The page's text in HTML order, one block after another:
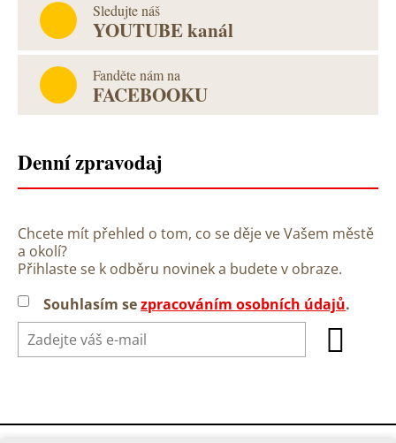
Sledujte náš
YOUTUBE kanál
Fanděte nám na
FACEBOOKU
Denní zpravodaj
Chcete mít přehled o tom, co se děje ve Vašem městě
a okolí?
Přihlaste se k odběru novinek a budete v obraze.
Souhlasím sezpracováním osobních údajů.